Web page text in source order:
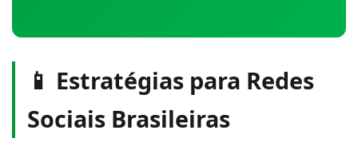
📱 Estratégias para Redes
Sociais Brasileiras